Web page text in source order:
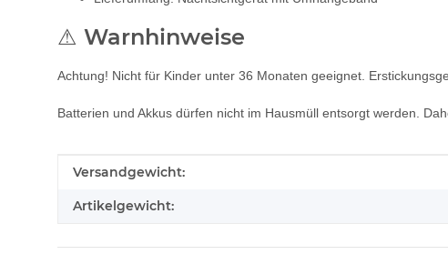
⚠ Warnhinweise
Achtung! Nicht für Kinder unter 36 Monaten geeignet.
Batterien und Akkus dürfen nicht im Hausmüll entsorgt werden.
Produkteigenschaft
Wert
Versandgewicht:
Artikelgewicht: